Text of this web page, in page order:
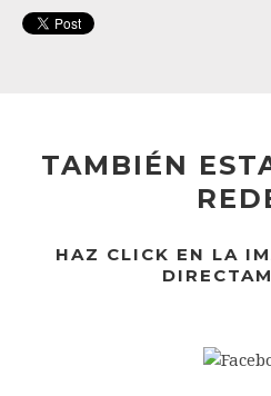
TAMBIÉN
HAZ CLICK EN LA